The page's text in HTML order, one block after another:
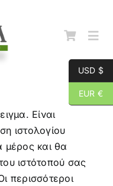
Είναι
ιστολογίου
μέρος και θα
ιστότοπού σας
περισσότεροι
USD $
EUR €